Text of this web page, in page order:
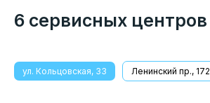
6 сервисных центров
ул. Кольцовская, 33 Ленинский пр., 172